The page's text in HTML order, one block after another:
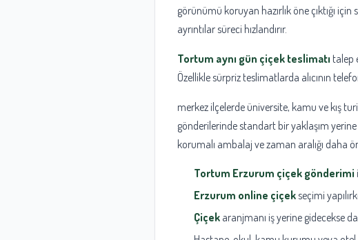
görünümü koruyan hazırlık öne çıktığı
ayrıntılar süreci hızlandırır.
Tortum aynı gün çiçek teslimatı talep
Özellikle sürpriz teslimatlarda alıcının
merkez ilçelerde üniversite, kamu ve kış
gönderilerinde standart bir yaklaşım yerine
korumalı ambalaj ve zaman aralığı daha
Tortum Erzurum çiçek gönderimi
Erzurum online çiçekseçimi
Çiçek aranjmanı iş yerine gidecekse